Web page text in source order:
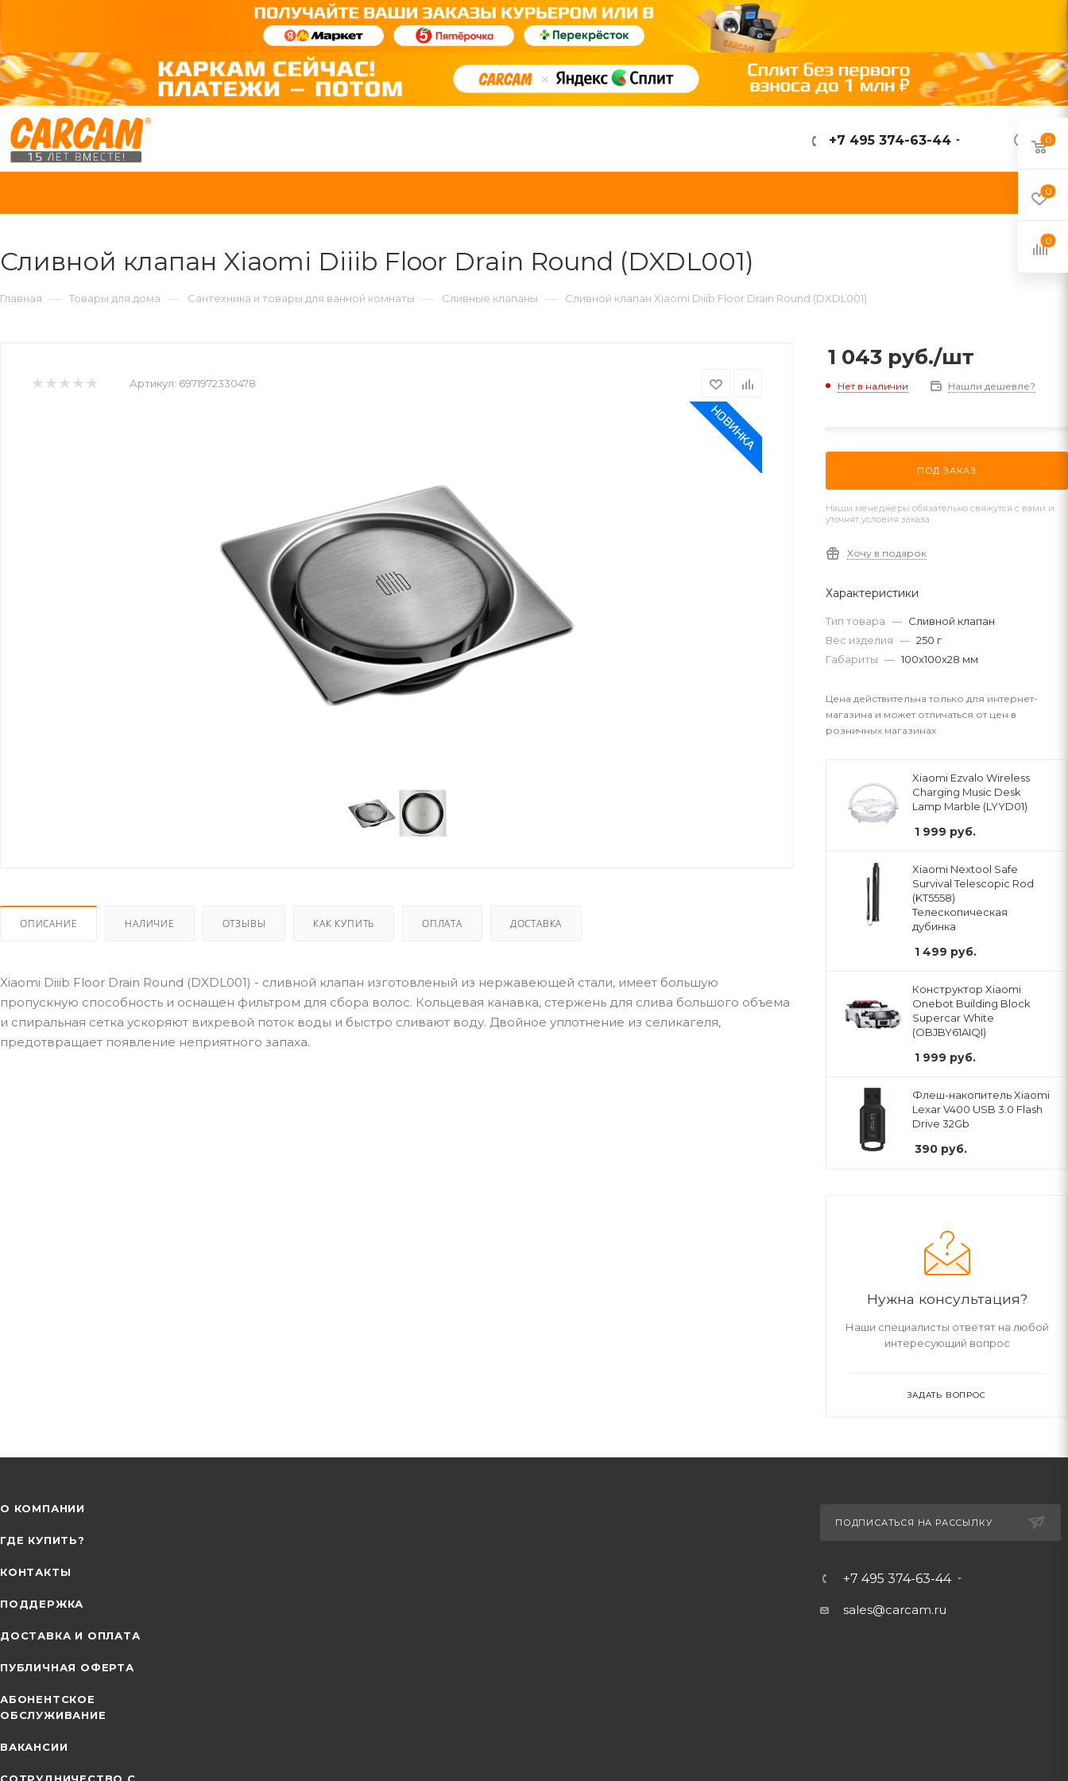
ВОЙТИ
+7 495 374-63-44
Сливной клапан Xiaomi Diiib Floor Drain Round (DXDL001)
Главная — Товары для дома — Сантехника и товары для ванной комнаты — Сливные клапаны — Сливной клапан Xiaomi Diiib Floor Drain Round (DXDL001)
Артикул: 6971972330478
ОПИСАНИЕ НАЛИЧИЕ ОТЗЫВЫ КАК КУПИТЬ ОПЛАТА ДОСТАВКА
Xiaomi Diiib Floor Drain Round (DXDL001) - сливной клапан изготовленый из нержавеющей стали, имеет большую
пропускную способность и оснащен фильтром для сбора волос. Кольцевая канавка, стержень для слива большого объема
и спиральная сетка ускоряют вихревой поток воды и быстро сливают воду. Двойное уплотнение из селикагеля,
предотвращает появление неприятного запаха.
1 043 руб./шт
Нет в наличии Нашли дешевле?
ПОД ЗАКАЗ
Наши менеджеры обязательно свяжутся с вами и
уточнят условия заказа
Хочу в подарок
Характеристики
Тип товара — Сливной клапан
Вес изделия — 250 г
Габариты — 100x100x28 мм
Цена действительна только для интернет-
магазина и может отличаться от цен в
розничных магазинах
Xiaomi Ezvalo Wireless
Charging Music Desk
Lamp Marble (LYYD01)
1 999 руб.
Xiaomi Nextool Safe
Survival Telescopic Rod
(KT5558)
Телескопическая
дубинка
1 499 руб.
Конструктор Xiaomi
Onebot Building Block
Supercar White
(OBJBY61AIQI)
1 999 руб.
Флеш-накопитель Xiaomi
Lexar V400 USB 3.0 Flash
Drive 32Gb
390 руб.
Нужна консультация?
Наши специалисты ответят на любой
интересующий вопрос
ЗАДАТЬ ВОПРОС
О КОМПАНИИ
ГДЕ КУПИТЬ?
КОНТАКТЫ
ПОДДЕРЖКА
ДОСТАВКА И ОПЛАТА
ПУБЛИЧНАЯ ОФЕРТА
АБОНЕНТСКОЕ
ОБСЛУЖИВАНИЕ
ВАКАНСИИ
ПОДПИСАТЬСЯ НА РАССЫЛКУ
+7 495 374-63-44
sales@carcam.ru
0
0
0